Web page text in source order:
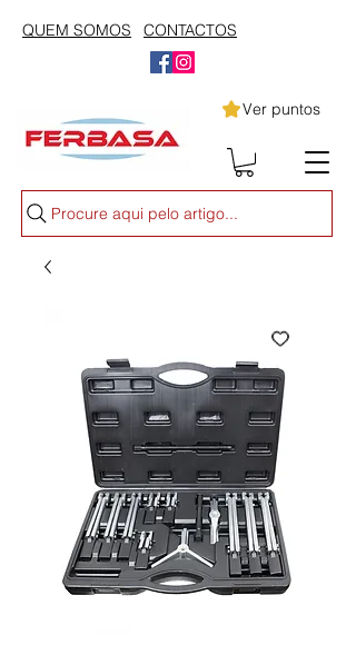
QUEM SOMOS CONTACTOS
Ver puntos
Procure aqui pelo artigo...